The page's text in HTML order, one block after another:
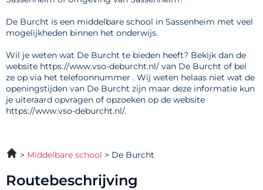
De Burcht is een middelbare school in Sassenheim met veel
mogelijkheden binnen het onderwijs.
Wil je weten wat De Burcht te bieden heeft? Bekijk dan de
website https://www.vso-deburcht.nl/ van De Burcht of bel
ze op via het telefoonnummer . Wij weten helaas niet wat de
openingstijden van De Burcht zijn maar deze informatie kun
je uiteraard opvragen of opzoeken op de website
https://www.vso-deburcht.nl/.
Middelbare school De Burcht
Routebeschrijving